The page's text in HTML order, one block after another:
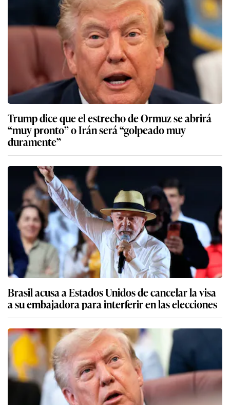
Trump dice que el estrecho de Ormuz se abrirá
“muy pronto” o Irán será “golpeado muy
duramente”
Brasil acusa a Estados Unidos de cancelar la visa
a su embajadora para interferir en las elecciones